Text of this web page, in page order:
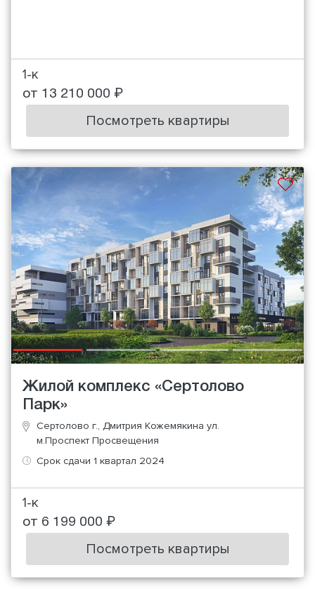
1-к
от 13 210 000 ₽
Посмотреть квартиры
Жилой комплекс «Сертолово
Парк»
Сертолово г., Дмитрия Кожемякина ул.
м.Проспект Просвещения
Срок сдачи 1 квартал 2024
1-к
от 6 199 000 ₽
Посмотреть квартиры